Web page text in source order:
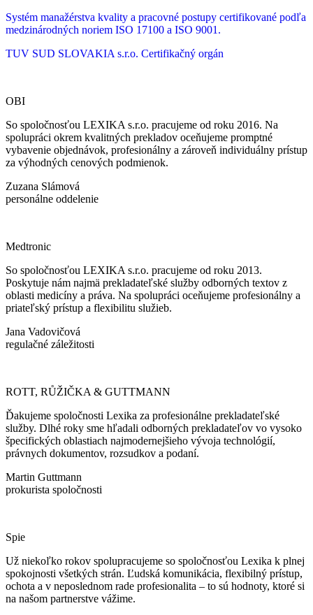
Systém manažérstva kvality a pracovné postupy certifikované podľa
medzinárodných noriem ISO 17100 a ISO 9001.
TUV SUD SLOVAKIA s.r.o. Certifikačný orgán
OBI
So spoločnosťou LEXIKA s.r.o. pracujeme od roku 2016. Na
spolupráci okrem kvalitných prekladov oceňujeme promptné
vybavenie objednávok, profesionálny a zároveň individuálny prístup
za výhodných cenových podmienok.
Zuzana Slámová
personálne oddelenie
Medtronic
So spoločnosťou LEXIKA s.r.o. pracujeme od roku 2013.
Poskytuje nám najmä prekladateľské služby odborných textov z
oblasti medicíny a práva. Na spolupráci oceňujeme profesionálny a
priateľský prístup a flexibilitu služieb.
Jana Vadovičová
regulačné záležitosti
ROTT, RŮŽIČKA & GUTTMANN
Ďakujeme spoločnosti Lexika za profesionálne prekladateľské
služby. Dlhé roky sme hľadali odborných prekladateľov vo vysoko
špecifických oblastiach najmodernejšieho vývoja technológií,
právnych dokumentov, rozsudkov a podaní.
Martin Guttmann
prokurista spoločnosti
Spie
Už niekoľko rokov spolupracujeme so spoločnosťou Lexika k plnej
spokojnosti všetkých strán. Ľudská komunikácia, flexibilný prístup,
ochota a v neposlednom rade profesionalita – to sú hodnoty, ktoré si
na našom partnerstve vážime.